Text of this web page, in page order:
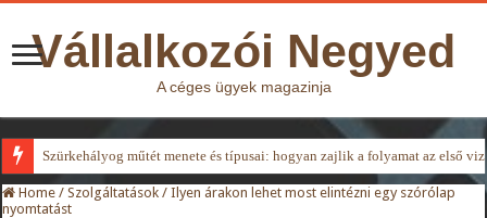
Vállalkozói Negyed
A céges ügyek magazinja
Szürkehályog műtét menete és típusai: hogyan zajlik a folyamat az első
Home / Szolgáltatások / Ilyen árakon lehet most elintézni egy szórólap
nyomtatást